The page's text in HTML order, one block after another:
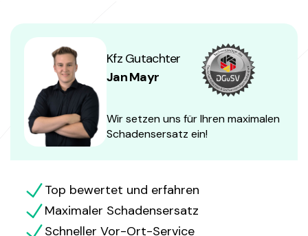
Kfz Gutachter
Jan Mayr
Wir setzen uns für Ihren maximalen
Schadensersatz ein!
Top bewertet und erfahren
Maximaler Schadensersatz
Schneller Vor-Ort-Service